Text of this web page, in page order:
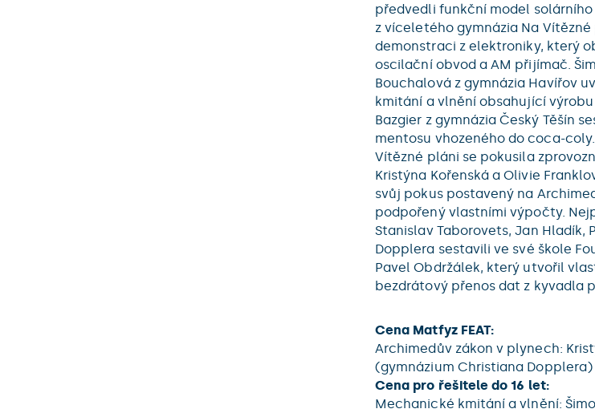
předvedli funkční model
z víceletého gymnázia Na
demonstraci z elektroniky, který
oscilační obvod a AM přijímač.
Bouchalová z gymnázia Havířov
kmitání a vlnění obsahující
Bazgier z gymnázia Český Těšín
mentosu vhozeného do coca-
Vítězné pláni se pokusila
Kristýna Kořenská a Olivie
svůj pokus postavený na
podpořený vlastními výpočty.
Stanislav Taborovets, Jan Hladík,
Dopplera sestavili ve své škole
Pavel Obdržálek, který utvořil
bezdrátový přenos dat z kyvadla
Cena Matfyz FEAT:
Archimedův zákon v plynech:
(gymnázium Christiana Dopplera)
Cena pro řešitele do 16 let:
Mechanické kmitání a vlnění: